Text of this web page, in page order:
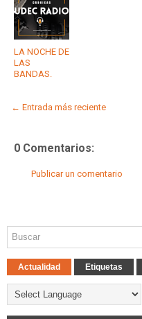
LA NOCHE DE
LAS
BANDAS.
← Entrada más reciente
0 Comentarios:
Publicar un comentario
Actualidad Etiquetas